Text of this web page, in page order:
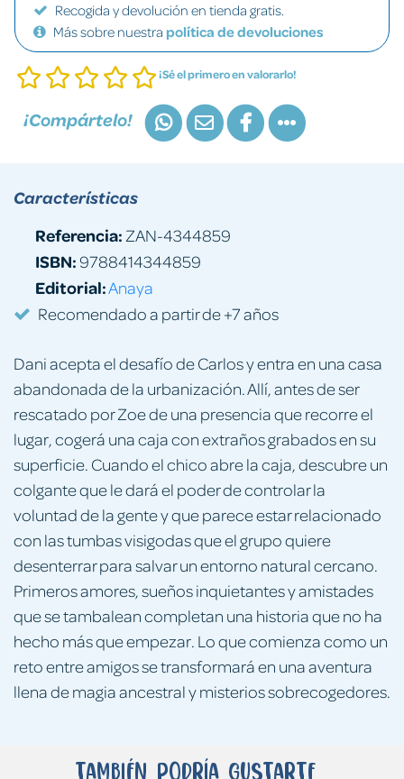
Recogida y devolución en tienda gratis.
Más sobre nuestra política de devoluciones
¡Sé el primero en valorarlo!
¡Compártelo!
Dani acepta el desafío de Carlos y entra en una casa
abandonada de la urbanización. Allí, antes de ser
rescatado por Zoe de una presencia que recorre el
lugar, cogerá una caja con extraños grabados en su
superficie. Cuando el chico abre la caja, descubre un
colgante que le dará el poder de controlar la
voluntad de la gente y que parece estar relacionado
con las tumbas visigodas que el grupo quiere
desenterrar para salvar un entorno natural cercano.
Primeros amores, sueños inquietantes y amistades
que se tambalean completan una historia que no ha
hecho más que empezar. Lo que comienza como un
reto entre amigos se transformará en una aventura
llena de magia ancestral y misterios sobrecogedores.
Características
Referencia: ZAN-4344859
ISBN:9788414344859
Editorial:Anaya
Recomendado a partir de +7 años
También podría gustarte...